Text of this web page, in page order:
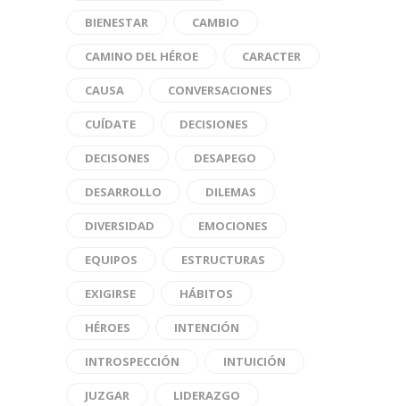
BIENESTAR CAMBIO
CAMINO DEL HÉROE CARACTER
CAUSA CONVERSACIONES
CUÍDATE DECISIONES
DECISONES DESAPEGO
DESARROLLO DILEMAS
DIVERSIDAD EMOCIONES
EQUIPOS ESTRUCTURAS
EXIGIRSE HÁBITOS
HÉROES INTENCIÓN
INTROSPECCIÓN INTUICIÓN
JUZGAR LIDERAZGO